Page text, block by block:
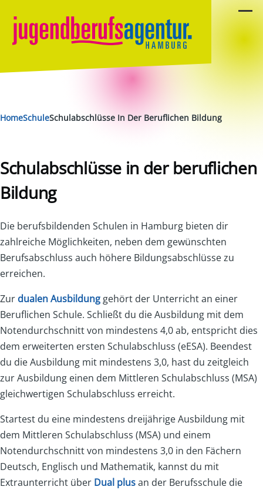
Pfadnavigation
HomeSchuleSchulabschlüsse In Der Beruflichen Bildung
Schulabschlüsse in der beruflichen
Bildung
Die berufsbildenden Schulen in Hamburg bieten dir
zahlreiche Möglichkeiten, neben dem gewünschten
Berufsabschluss auch höhere Bildungsabschlüsse zu
erreichen.
Zur dualen Ausbildunggehört der Unterricht an einer
Beruflichen Schule. Schließt du die Ausbildung mit dem
Notendurchschnitt von mindestens 4,0 ab, entspricht dies
dem erweiterten ersten Schulabschluss (eESA). Beendest
du die Ausbildung mit mindestens 3,0, hast du zeitgleich
zur Ausbildung einen dem Mittleren Schulabschluss (MSA)
gleichwertigen Schulabschluss erreicht.
Startest du eine mindestens dreijährige Ausbildung mit
dem Mittleren Schulabschluss (MSA) und einem
Notendurchschnitt von mindestens 3,0 in den Fächern
Deutsch, Englisch und Mathematik, kannst du mit
Extraunterricht über Dual plusan der Berufsschule die